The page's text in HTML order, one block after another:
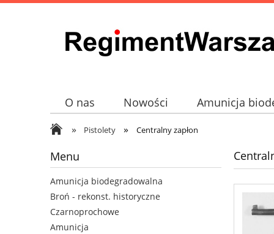
O nas Nowości
Amunicja
Broń - rekonst. historyczne
» Pistolety » Centralny zapłon
Menu
Amunicja biodegradowalna
Broń - rekonst. historyczne
Czarnoprochowe
Amunicja